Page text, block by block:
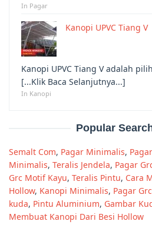
In Pagar
Kanopi UPVC Tiang V
Kanopi UPVC Tiang V adalah
[...Klik Baca Selanjutnya...]
In Kanopi
Popular
Semalt Com, Pagar Minimalis,
Minimalis, Teralis Jendela, Pagar
Grc Motif Kayu, Teralis Pintu, Cara
Hollow, Kanopi Minimalis, Pagar Grc
kuda, Pintu Aluminium, Gambar
Membuat Kanopi Dari Besi Hollow